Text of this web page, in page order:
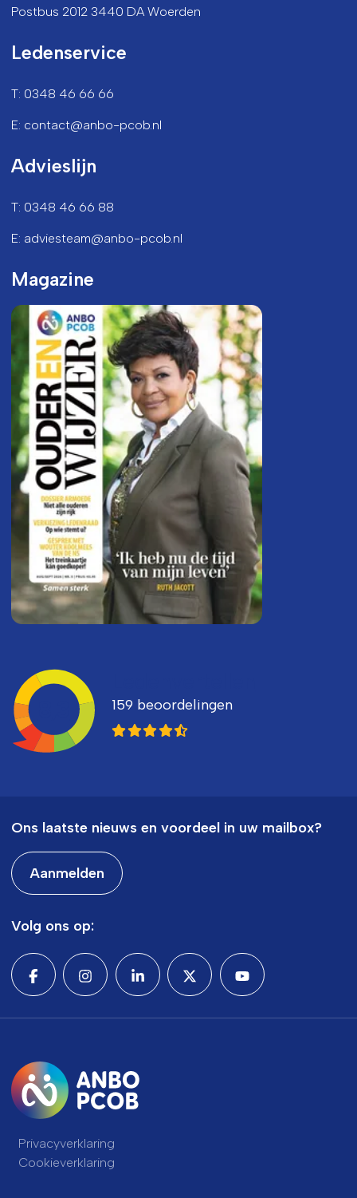
Postbus 2012 3440 DA Woerden
Ledenservice
T: 0348 46 66 66
E: contact@anbo-pcob.nl
Advieslijn
T: 0348 46 66 88
E: adviesteam@anbo-pcob.nl
Magazine
159 beoordelingen
Ons laatste nieuws en voordeel in uw mailbox?
Aanmelden
Volg ons op:
Privacyverklaring
Cookieverklaring